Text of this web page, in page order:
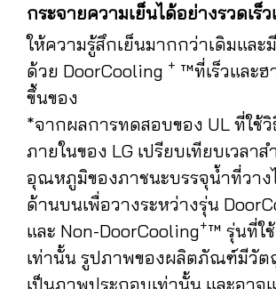
กระจายความเย็นได้อย่างรวดเร็
ให้ความรู้สึกเย็นมากกว่าเดิมแล
ด้วย DoorCooling + ™ที่เร็วและ
ขึ้นของ
*จากผลการทดสอบของ UL ที่ใช้
ภายในของ LG เปรียบเทียบเวลาส
อุณหภูมิของภาชนะบรรจุน้ำที่วาง
ด้านบนเพื่อวางระหว่างรุ่น
และ Non-DoorCooling+™ รุ่นที่ใ
เท่านั้น รูปภาพของผลิตภัณฑ์มีวัต
เป็นภาพประกอบเท่านั้น และอาจ